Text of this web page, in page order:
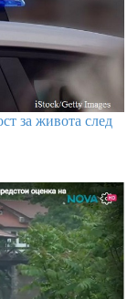
за живота след